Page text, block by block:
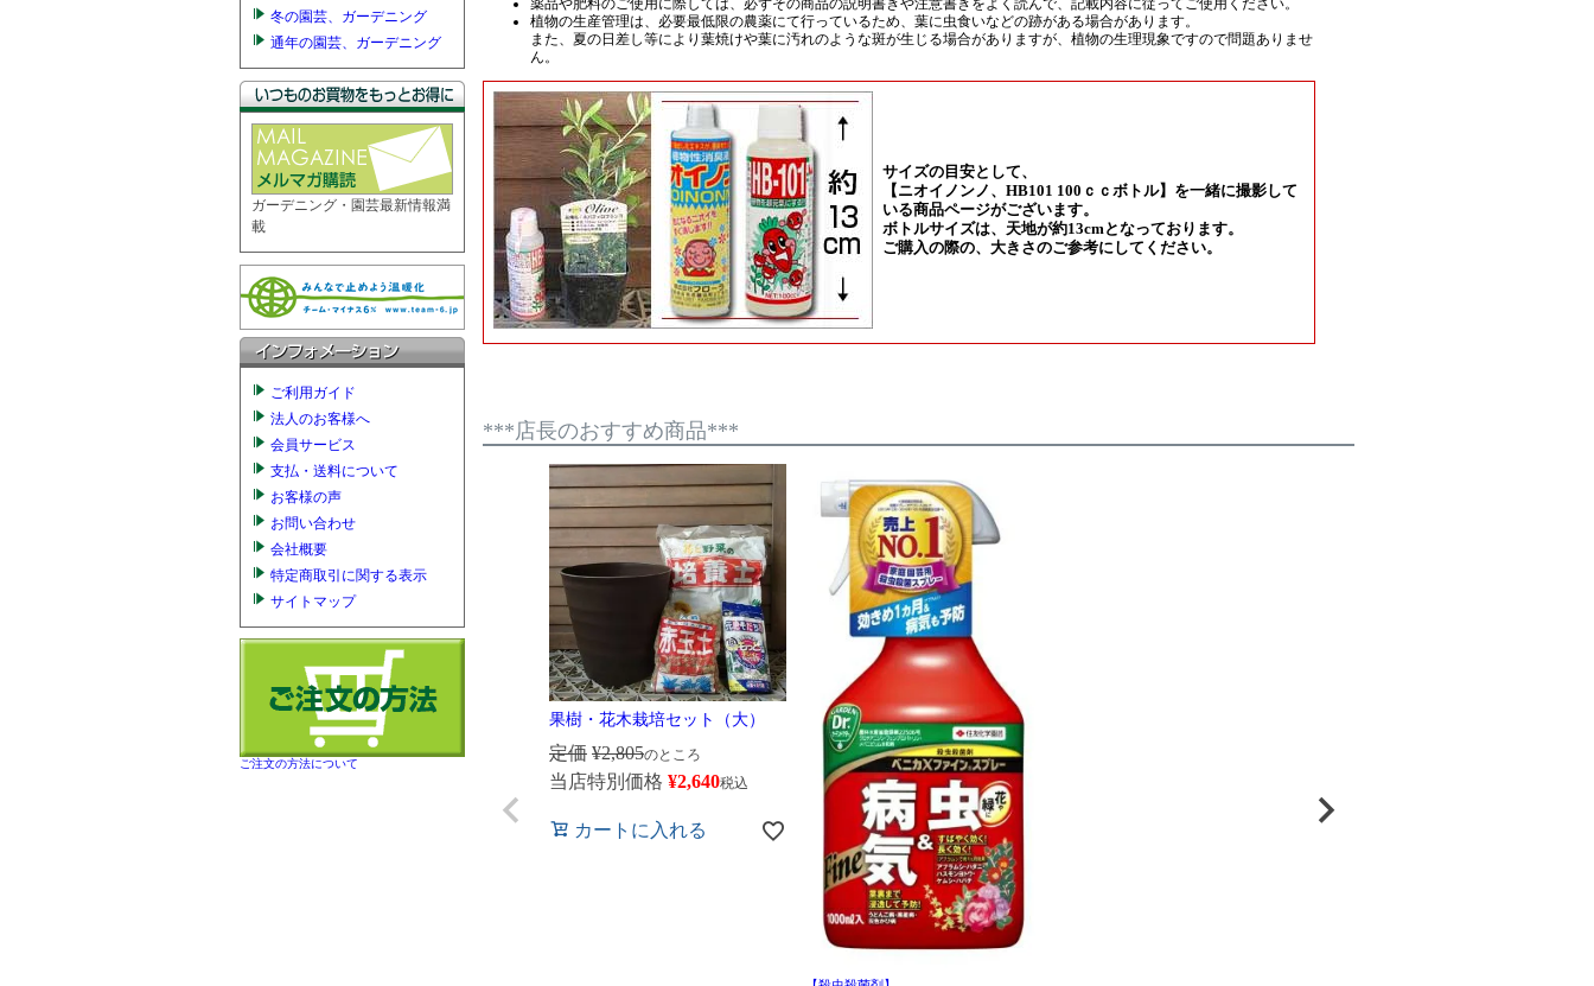
冬の園芸、ガーデニング
通年の園芸、ガーデニング
ガーデニング・園芸最新情報満
載
ご利用ガイド
法人のお客様へ
会員サービス
支払・送料について
お客様の声
お問い合わせ
会社概要
特定商取引に関する表示
サイトマップ
ご注文の方法について
***店長のおすすめ商品***
果樹・花木栽培セット（大）
定価 ¥2,805のところ
当店特別価格 ¥2,640税込
カートに入れる